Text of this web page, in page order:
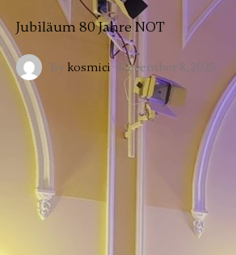
Jubiläum 80 Jahre NOT
By kosmici · December 8, 2025